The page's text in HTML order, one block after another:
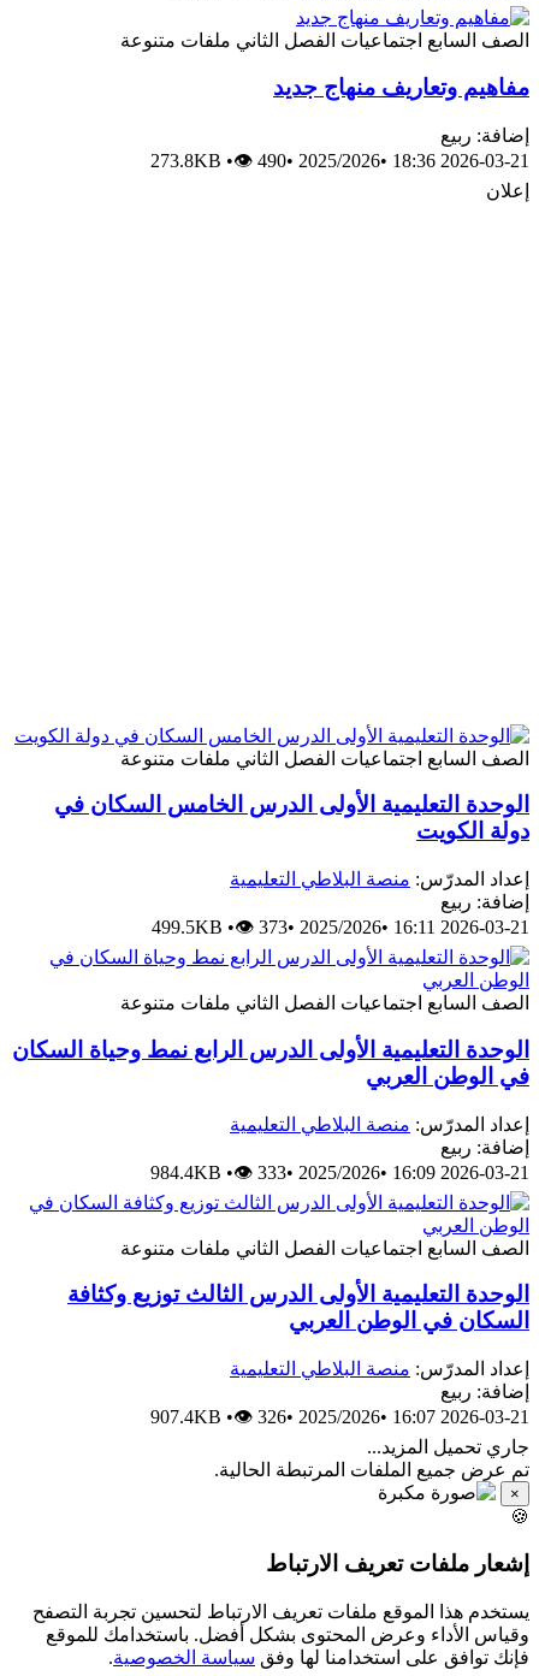
الصف السابع اجتماعيات الفصل الثاني ملفات متنوعة
مفاهيم وتعاريف منهاج جديد
إضافة: ربيع
2026-03-21 18:36
•
2025/2026
•
273.8KB •👁 490
إعلان
الصف السابع اجتماعيات الفصل الثاني ملفات متنوعة
الوحدة التعليمية الأولى الدرس الخامس السكان في
دولة الكويت
إعداد المدرّس: منصة البلاطي التعليمية
إضافة: ربيع
2026-03-21 16:11
•
2025/2026
•
499.5KB •👁 373
الصف السابع اجتماعيات الفصل الثاني ملفات متنوعة
الوحدة التعليمية الأولى الدرس الرابع نمط وحياة السكان
في الوطن العربي
إعداد المدرّس: منصة البلاطي التعليمية
إضافة: ربيع
2026-03-21 16:09
•
2025/2026
•
984.4KB •👁 333
الصف السابع اجتماعيات الفصل الثاني ملفات متنوعة
الوحدة التعليمية الأولى الدرس الثالث توزيع وكثافة
السكان في الوطن العربي
إعداد المدرّس: منصة البلاطي التعليمية
إضافة: ربيع
2026-03-21 16:07
•
2025/2026
•
907.4KB •👁 326
جاري تحميل المزيد...
تم عرض جميع الملفات المرتبطة الحالية.
×
🍪
إشعار ملفات تعريف الارتباط
يستخدم هذا الموقع ملفات تعريف الارتباط لتحسين تجربة التصفح
وقياس الأداء وعرض المحتوى بشكل أفضل. باستخدامك للموقع
فإنك توافق على استخدامنا لها وفق سياسة الخصوصية.